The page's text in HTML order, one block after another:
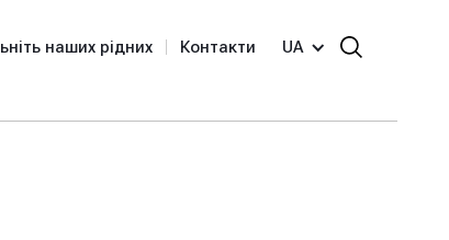
наших рідних Контакти UA